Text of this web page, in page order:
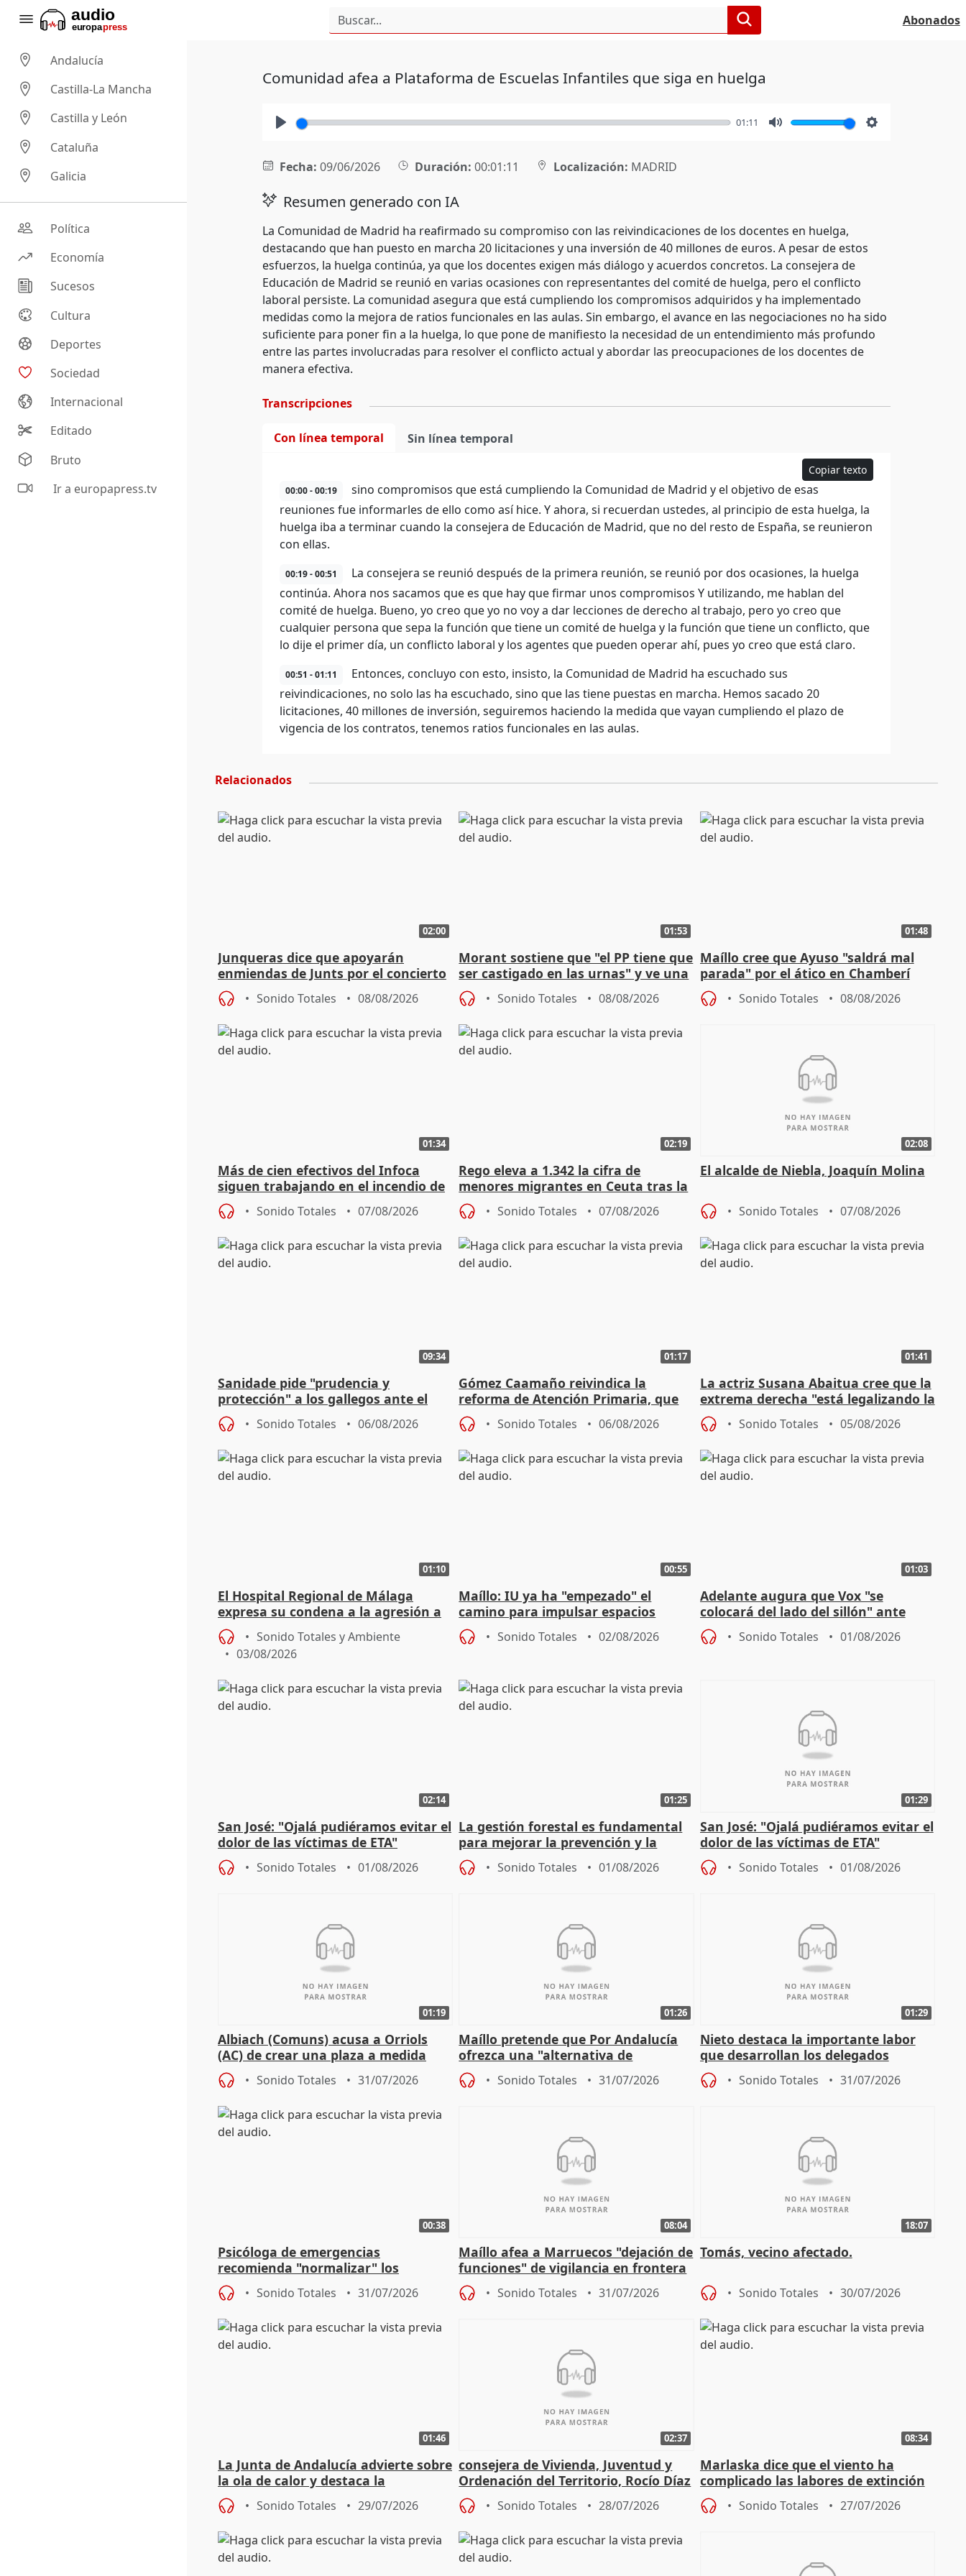
Abonados
Andalucía
Castilla-La Mancha
Castilla y León
Cataluña
Galicia
Política
Economía
Sucesos
Cultura
Deportes
Sociedad
Internacional
Editado
Bruto
Ir a europapress.tv
Comunidad afea a Plataforma de Escuelas Infantiles que siga en huelga
01:11
Fecha: 09/06/2026 Duración: 00:01:11 Localización: MADRID
Resumen generado con IA
La Comunidad de Madrid ha reafirmado su compromiso con las reivindicaciones de los docentes en huelga,
destacando que han puesto en marcha 20 licitaciones y una inversión de 40 millones de euros. A pesar de estos
esfuerzos, la huelga continúa, ya que los docentes exigen más diálogo y acuerdos concretos. La consejera de
Educación de Madrid se reunió en varias ocasiones con representantes del comité de huelga, pero el conflicto
laboral persiste. La comunidad asegura que está cumpliendo los compromisos adquiridos y ha implementado
medidas como la mejora de ratios funcionales en las aulas. Sin embargo, el avance en las negociaciones no ha sido
suficiente para poner fin a la huelga, lo que pone de manifiesto la necesidad de un entendimiento más profundo
entre las partes involucradas para resolver el conflicto actual y abordar las preocupaciones de los docentes de
manera efectiva.
Transcripciones
Con línea temporal Sin línea temporal
Copiar texto
00:00 - 00:19
sino compromisos que está cumpliendo la Comunidad de Madrid y el objetivo de esas
reuniones fue informarles de ello como así hice. Y ahora, si recuerdan ustedes, al principio de esta huelga, la
huelga iba a terminar cuando la consejera de Educación de Madrid, que no del resto de España, se reunieron
con ellas.
00:19 - 00:51
La consejera se reunió después de la primera reunión, se reunió por dos ocasiones, la huelga
continúa. Ahora nos sacamos que es que hay que firmar unos compromisos Y utilizando, me hablan del
comité de huelga. Bueno, yo creo que yo no voy a dar lecciones de derecho al trabajo, pero yo creo que
cualquier persona que sepa la función que tiene un comité de huelga y la función que tiene un conflicto, que
lo dije el primer día, un conflicto laboral y los agentes que pueden operar ahí, pues yo creo que está claro.
00:51 - 01:11
Entonces, concluyo con esto, insisto, la Comunidad de Madrid ha escuchado sus
reivindicaciones, no solo las ha escuchado, sino que las tiene puestas en marcha. Hemos sacado 20
licitaciones, 40 millones de inversión, seguiremos haciendo la medida que vayan cumpliendo el plazo de
vigencia de los contratos, tenemos ratios funcionales en las aulas.
Relacionados
02:00
Junqueras dice que apoyarán
enmiendas de Junts por el concierto
en el trámite de financiación
Sonido Totales 08/08/2026
01:53
Morant sostiene que "el PP tiene que
ser castigado en las urnas" y ve una
"pulsión de cambio"
Sonido Totales 08/08/2026
01:48
Maíllo cree que Ayuso "saldrá mal
parada" por el ático en Chamberí
Sonido Totales 08/08/2026
01:34
Más de cien efectivos del Infoca
siguen trabajando en el incendio de
Niebla (Huelva)
Sonido Totales 07/08/2026
02:19
Rego eleva a 1.342 la cifra de
menores migrantes en Ceuta tras la
entrada masiva
Sonido Totales 07/08/2026
02:08
El alcalde de Niebla, Joaquín Molina
Sonido Totales 07/08/2026
09:34
Sanidade pide "prudencia y
protección" a los gallegos ante el
eclipse del 12 de agosto
Sonido Totales 06/08/2026
01:17
Gómez Caamaño reivindica la
reforma de Atención Primaria, que
reforzará la autogestión
Sonido Totales 06/08/2026
01:41
La actriz Susana Abaitua cree que la
extrema derecha "está legalizando la
homofobia"
Sonido Totales 05/08/2026
01:10
El Hospital Regional de Málaga
expresa su condena a la agresión a
dos enfermeras de Urgencias
Sonido Totales y Ambiente
03/08/2026
00:55
Maíllo: IU ya ha "empezado" el
camino para impulsar espacios
unitarios para las municipales
Sonido Totales 02/08/2026
01:03
Adelante augura que Vox "se
colocará del lado del sillón" ante
iniciativas de la oposición
Sonido Totales 01/08/2026
02:14
San José: "Ojalá pudiéramos evitar el
dolor de las víctimas de ETA"
Sonido Totales 01/08/2026
01:25
La gestión forestal es fundamental
para mejorar la prevención y la
actuación frente a incendios
Sonido Totales 01/08/2026
01:29
San José: "Ojalá pudiéramos evitar el
dolor de las víctimas de ETA"
Sonido Totales 01/08/2026
01:19
Albiach (Comuns) acusa a Orriols
(AC) de crear una plaza a medida
para su hija en Ripoll (Girona)
Sonido Totales 31/07/2026
01:26
Maíllo pretende que Por Andalucía
ofrezca una "alternativa de
gobierno" con su labor de oposición
Sonido Totales 31/07/2026
01:29
Nieto destaca la importante labor
que desarrollan los delegados
territoriales de la Junta
Sonido Totales 31/07/2026
00:38
Psicóloga de emergencias
recomienda "normalizar" los
síntomas tras sufrir un incendio
Sonido Totales 31/07/2026
08:04
Maíllo afea a Marruecos "dejación de
funciones" de vigilancia en frontera
con Ceuta
Sonido Totales 31/07/2026
18:07
Tomás, vecino afectado.
Sonido Totales 30/07/2026
01:46
La Junta de Andalucía advierte sobre
la ola de calor y destaca la
importancia de la prevención
Sonido Totales 29/07/2026
02:37
consejera de Vivienda, Juventud y
Ordenación del Territorio, Rocío Díaz
Sonido Totales 28/07/2026
08:34
Marlaska dice que el viento ha
complicado las labores de extinción
durante la madrugada
Sonido Totales 27/07/2026